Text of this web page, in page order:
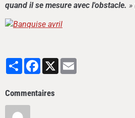
quand il se mesure avec l'obstacle. »
PartagerFacebook
Commentaires